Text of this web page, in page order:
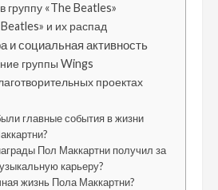
группу «The Beatles»
и их распад
и социальная активность
группы Wings
проектах
главные события в жизни
Пол Маккартни получил за
карьеру?
жизнь Пола Маккартни?